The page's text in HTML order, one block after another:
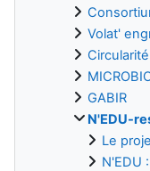
Volat'
GABIR
N'EDU-
Le
N'EDU